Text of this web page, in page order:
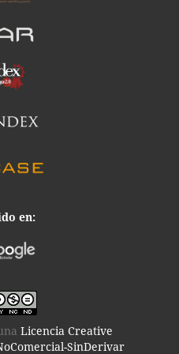
en:
Licencia Creative
SinDerivar